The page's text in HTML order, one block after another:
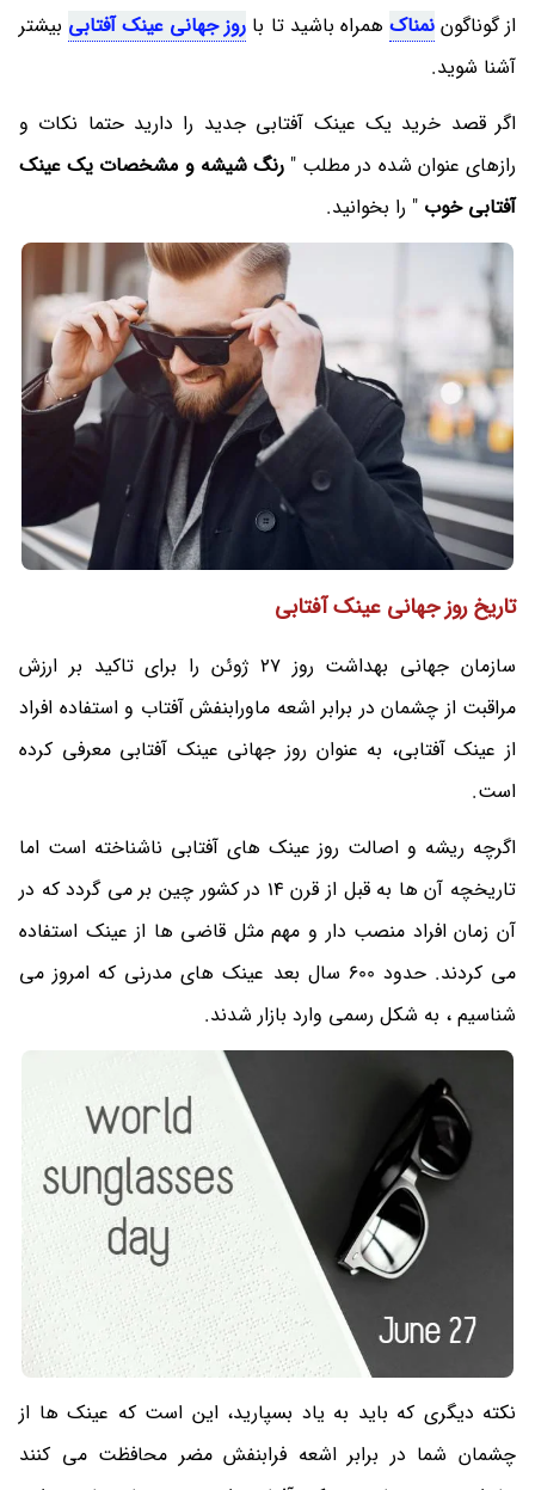
از گوناگوننمناک همراه باشید تا با روز جهانی عینک آفتابی بیشتر
آشنا شوید.
اگر قصد خرید یک عینک آفتابی جدید را دارید حتما نکات و
رازهای عنوان شده در مطلب "رنگ شیشه و مشخصات یک عینک
آفتابی خوب " را بخوانید.
تاریخ روز جهانی عینک آفتابی
سازمان جهانی بهداشت روز 27 ژوئن را برای تاکید بر ارزش
مراقبت از چشمان در برابر اشعه ماورابنفش آفتاب و استفاده افراد
از عینک آفتابی، به عنوان روز جهانی عینک آفتابی معرفی کرده
است.
اگرچه ریشه و اصالت روز عینک های آفتابی ناشناخته است اما
تاریخچه آن ها به قبل از قرن 14 در کشور چین بر می گردد که در
آن زمان افراد منصب دار و مهم مثل قاضی ها از عینک استفاده
می کردند. حدود 600 سال بعد عینک های مدرنی که امروز می
شناسیم ، به شکل رسمی وارد بازار شدند.
نکته دیگری که باید به یاد بسپارید، این است که عینک ها از
چشمان شما در برابر اشعه فرابنفش مضر محافظت می کنند